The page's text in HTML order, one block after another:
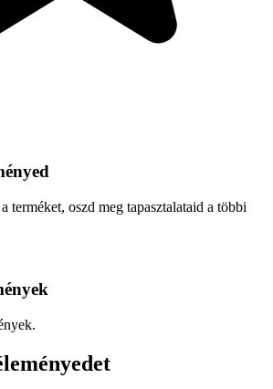
terméket, oszd meg tapasztalataid a többi